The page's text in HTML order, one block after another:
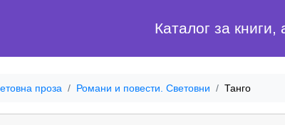
Каталог за книги,
проза Романи и повести. Световни Танго